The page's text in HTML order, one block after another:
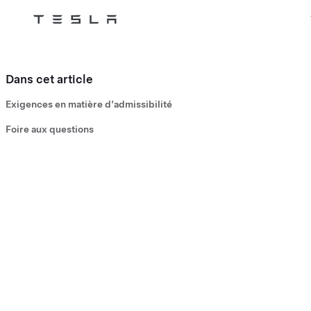
Tesla
Dans cet article
Exigences en matière d’admissibilité
Foire aux questions